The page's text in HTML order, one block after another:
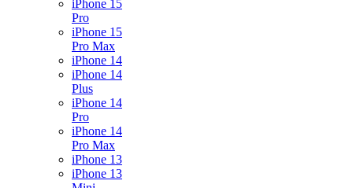
iPhone 15
Pro
iPhone 15
Pro Max
iPhone 14
iPhone 14
Plus
iPhone 14
Pro
iPhone 14
Pro Max
iPhone 13
iPhone 13